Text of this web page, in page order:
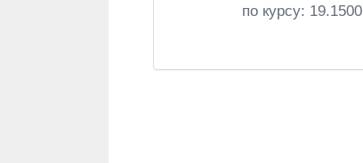
по курсу: 19.1500